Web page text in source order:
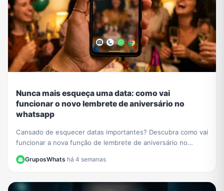
Nunca mais esqueça uma data: como vai
funcionar o novo lembrete de aniversário no
whatsapp
Cansado de esquecer datas importantes? Descubra como vai
funcionar a nova função de lembrete de aniversário no
WhatsApp e nunca mais perca uma comemoração.
GruposWhats·há 4 semanas